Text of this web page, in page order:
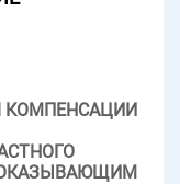
КОМПЕНСАЦИИ